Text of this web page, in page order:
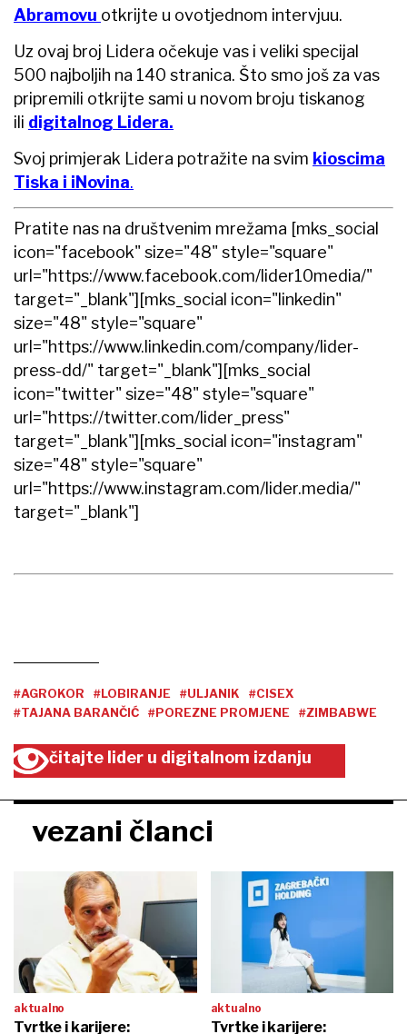
Abramovu otkrijte u ovotjednom intervjuu.
Uz ovaj broj Lidera očekuje vas i veliki specijal
500 najboljih na 140 stranica. Što smo još za vas
pripremili otkrijte sami u novom broju tiskanog
ili digitalnog Lidera.
Svoj primjerak Lidera potražite na svim kioscima
Tiska i iNovina.
Pratite nas na društvenim mrežama [mks_social
icon="facebook" size="48" style="square"
url="https://www.facebook.com/lider10media/"
target="_blank"][mks_social icon="linkedin"
size="48" style="square"
url="https://www.linkedin.com/company/lider-
press-dd/" target="_blank"][mks_social
icon="twitter" size="48" style="square"
url="https://twitter.com/lider_press"
target="_blank"][mks_social icon="instagram"
size="48" style="square"
url="https://www.instagram.com/lider.media/"
target="_blank"]
#AGROKOR #LOBIRANJE #ULJANIK
#CISEX
#TAJANA BARANČIĆ
#POREZNE PROMJENE #ZIMBABWE
čitajte lider u digitalnom izdanju
vezani članci
aktualno
Tvrtke i karijere:
aktualno
Tvrtke i karijere: